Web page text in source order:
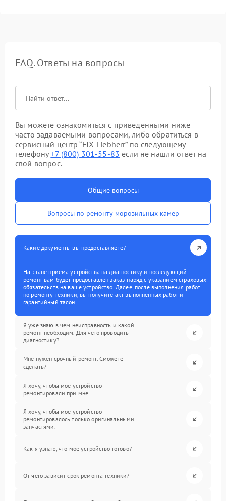
FAQ. Ответы на вопросы
Вы можете ознакомиться с приведенными ниже
часто задаваемыми вопросами, либо обратиться в
сервисный центр “FIX-Liebherr” по следующему
телефону+7 (800) 301-55-83 если не нашли ответ на
свой вопрос.
Общие вопросы
Вопросы по ремонту морозильных камер
Какие документы вы предоставляете?
На этапе приема устройства на диагностику и последующий
ремонт вам будет предоставлен заказ-наряд с указанием страховых
обязательств на ваше устройство. Далее, после выполнения работ
по ремонту техники, вы получите акт выполненных работ и
гарантийный талон.
Я уже знаю в чем неисправность и какой
ремонт необходим. Для чего проводить
диагностику?
Мне нужен срочный ремонт. Сможете
сделать?
Я хочу, чтобы мое устройство
ремонтировали при мне.
Я хочу, чтобы мое устройство
ремонтировалось только оригинальными
запчастями.
Как я узнаю, что мое устройство готово?
От чего зависит срок ремонта техники?